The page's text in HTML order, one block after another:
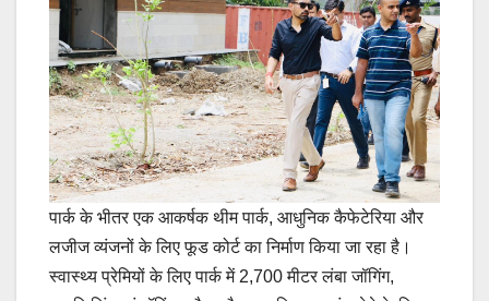
पार्क के भीतर एक आकर्षक थीम पार्क, आधुनिक कैफेटेरिया और
लजीज व्यंजनों के लिए फूड कोर्ट का निर्माण किया जा रहा है।
स्वास्थ्य प्रेमियों के लिए पार्क में 2,700 मीटर लंबा जॉगिंग,